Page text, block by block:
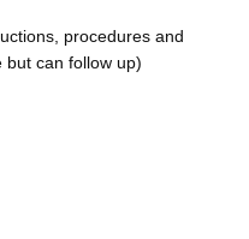
procedures and
but can follow up)